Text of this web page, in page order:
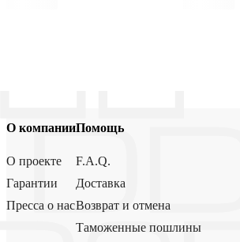
О компании
О проекте
Гарантии
Пресса о нас
Помощь
F.A.Q.
Доставка
Возврат и отмена
Таможенные пошлины